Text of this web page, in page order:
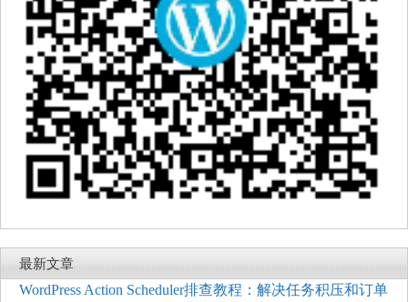
最新文章
WordPress Action Scheduler排查教程：解决任务积压和订单